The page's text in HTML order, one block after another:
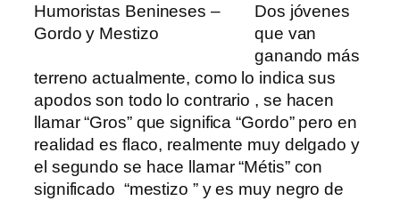
Humoristas Benineses –
Gordo y Mestizo
Dos jóvenes
que van
ganando más
terreno actualmente, como lo indica sus
apodos son todo lo contrario , se hacen
llamar “Gros” que significa “Gordo” pero en
realidad es flaco, realmente muy delgado y
el segundo se hace llamar “Métis” con
significado “mestizo ” y es muy negro de